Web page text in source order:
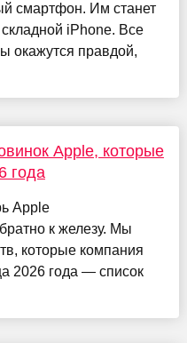
смартфон. Им станет
iPhone. Все
окажутся правдой,
Apple, которые
года
Apple
к железу. Мы
которые компания
2026 года — список